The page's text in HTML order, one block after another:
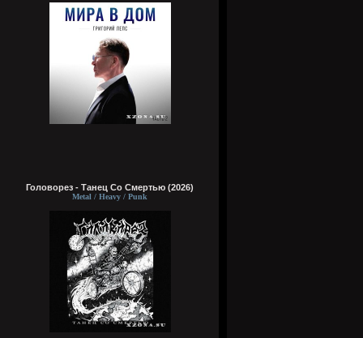
Головорез - Tанец Со Смертью (2026)
Metal / Heavy / Punk